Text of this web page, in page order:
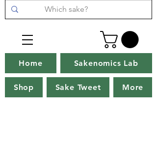
Home Sakenomics Lab
Shop Sake Tweet More